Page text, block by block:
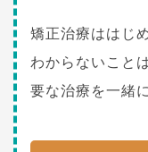
矯正治療ははじ
わからないこと
要な治療を一緒